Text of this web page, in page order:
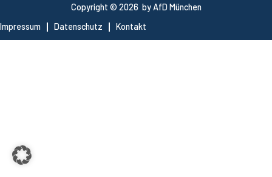
Copyright © 2026 by AfD München
Impressum
Datenschutz Kontakt